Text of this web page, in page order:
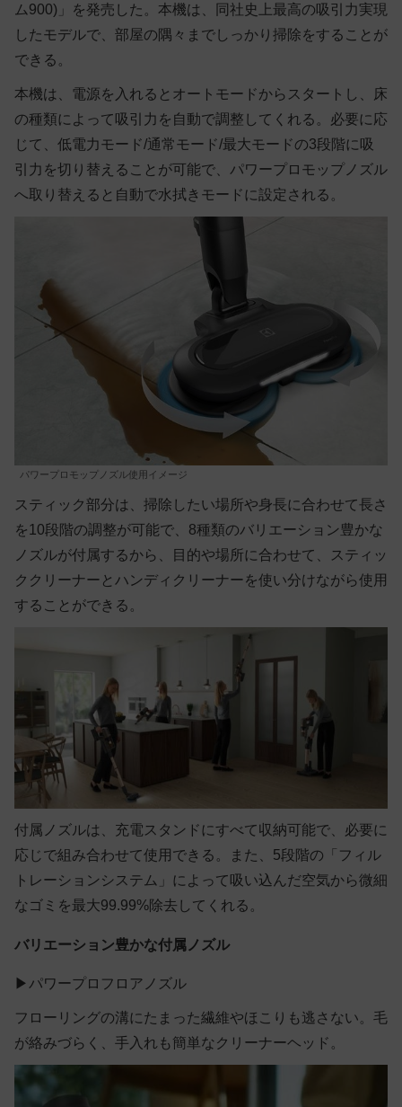
ム900)」を発売した。本機は、同社史上最高の吸引力実現
したモデルで、部屋の隅々までしっかり掃除をすることが
できる。
本機は、電源を入れるとオートモードからスタートし、床
の種類によって吸引力を自動で調整してくれる。必要に応
じて、低電力モード/通常モード/最大モードの3段階に吸
引力を切り替えることが可能で、パワープロモップノズル
へ取り替えると自動で水拭きモードに設定される。
パワープロモップノズル使用イメージ
スティック部分は、掃除したい場所や身長に合わせて長さ
を10段階の調整が可能で、8種類のバリエーション豊かな
ノズルが付属するから、目的や場所に合わせて、スティッ
ククリーナーとハンディクリーナーを使い分けながら使用
することができる。
付属ノズルは、充電スタンドにすべて収納可能で、必要に
応じで組み合わせて使用できる。また、5段階の「フィル
トレーションシステム」によって吸い込んだ空気から微細
なゴミを最大99.99%除去してくれる。
バリエーション豊かな付属ノズル
▶パワープロフロアノズル
フローリングの溝にたまった繊維やほこりも逃さない。毛
が絡みづらく、手入れも簡単なクリーナーヘッド。